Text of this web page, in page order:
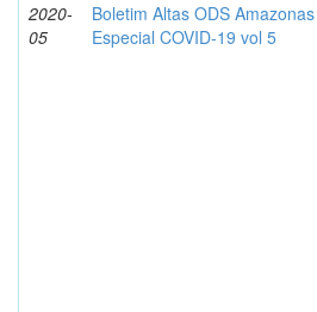
2020-
05
Boletim Altas ODS
Especial COVID-19 vol 5